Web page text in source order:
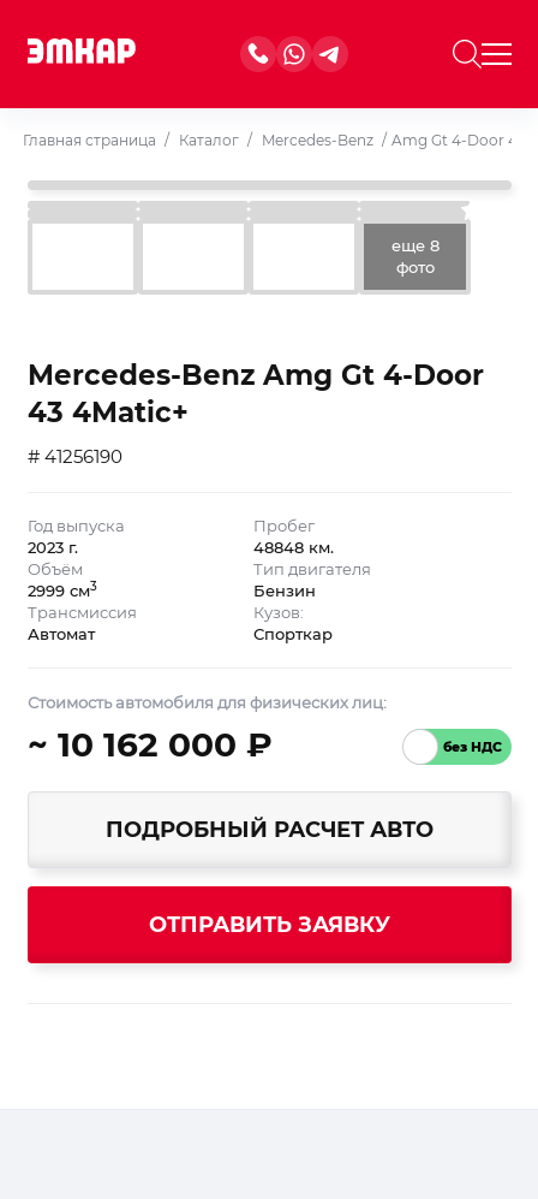
Главная страница / Каталог / Mercedes-Benz / Amg Gt 4-Door 43
еще 8
фото
Mercedes-Benz Amg Gt 4-Door
43 4Matic+
# 41256190
Год выпуска
2023 г.
Пробег
48848 км.
Объём
2999 см3
Тип двигателя
Бензин
Трансмиссия
Автомат
Кузов:
Спорткар
Стоимость автомобиля для физических лиц:
~ 10 162 000 ₽
ПОДРОБНЫЙ РАСЧЕТ АВТО
ОТПРАВИТЬ ЗАЯВКУ